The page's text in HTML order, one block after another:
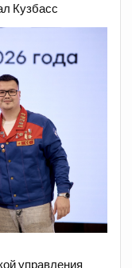
Кузбасс
управления